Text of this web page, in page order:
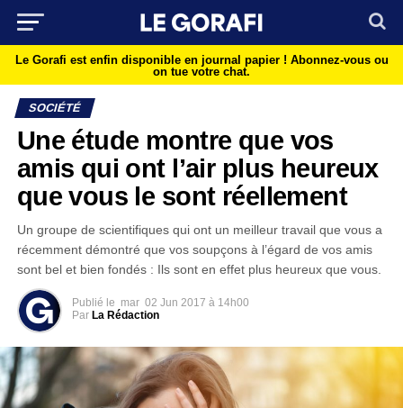
Le Gorafi est enfin disponible en journal papier ! Abonnez-vous ou
on tue votre chat.
SOCIÉTÉ
Une étude montre que vos
amis qui ont l’air plus heureux
que vous le sont réellement
Un groupe de scientifiques qui ont un meilleur travail que vous a
récemment démontré que vos soupçons à l’égard de vos amis
sont bel et bien fondés : Ils sont en effet plus heureux que vous.
Publié le mar 02 Jun 2017 à 14h00
Par La Rédaction